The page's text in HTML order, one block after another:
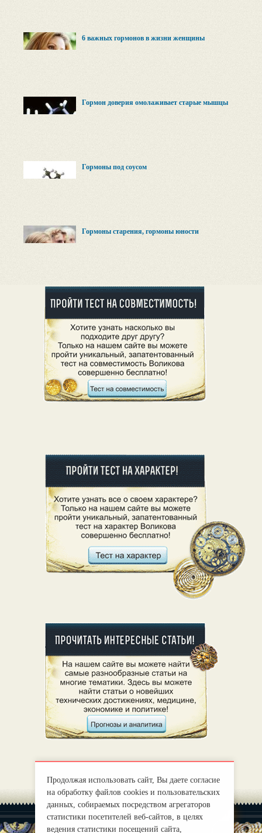
6 важных гормонов в жизни женщины
Гормон доверия омолаживает старые мышцы
Гормоны под соусом
Гормоны старения, гормоны юности
Продолжая использовать сайт, Вы даете согласие
на обработку файлов cookies и пользовательских
данных, собираемых посредством агрегаторов
статистики посетителей веб-сайтов, в целях
ведения статистики посещений сайта,